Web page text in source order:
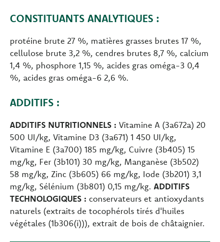
CONSTITUANTS ANALYTIQUES :
protéine brute 27 %, matières grasses brutes 17 %,
cellulose brute 3,2 %, cendres brutes 8,7 %, calcium
1,4 %, phosphore 1,15 %, acides gras oméga-3 0,4
%, acides gras oméga-6 2,6 %.
ADDITIFS :
ADDITIFS NUTRITIONNELS : Vitamine A (3a672a) 20
500 UI/kg, Vitamine D3 (3a671) 1 450 UI/kg,
Vitamine E (3a700) 185 mg/kg, Cuivre (3b405) 15
mg/kg, Fer (3b101) 30 mg/kg, Manganèse (3b502)
58 mg/kg, Zinc (3b605) 66 mg/kg, Iode (3b201) 3,1
mg/kg, Sélénium (3b801) 0,15 mg/kg. ADDITIFS
TECHNOLOGIQUES : conservateurs et antioxydants
naturels (extraits de tocophérols tirés d'huiles
végétales (1b306(i))), extrait de bois de châtaignier.